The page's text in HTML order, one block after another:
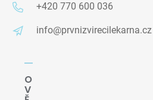
+420 770 600 036
info@prvnizvirecilekarna.cz
O
V